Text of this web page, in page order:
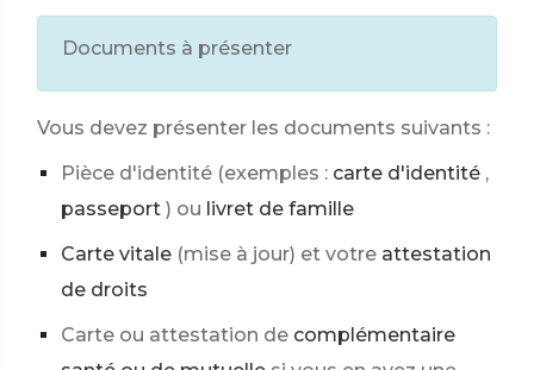
Documents à présenter
Vous devez présenter les documents suivants :
Pièce d'identité (exemples : carte d'identité ,
passeport ) ou livret de famille
Carte vitale (mise à jour) et votre attestation
de droits
Carte ou attestation de complémentaire